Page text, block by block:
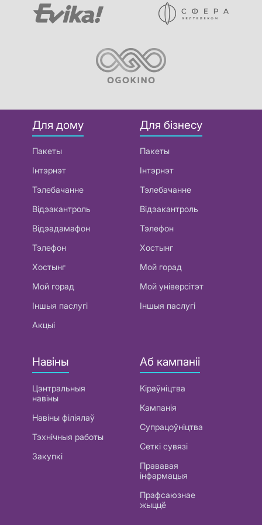
Для дому
Пакеты
Інтэрнэт
Тэлебачанне
Відэакантроль
Відэадамафон
Тэлефон
Хостынг
Мой горад
Іншыя паслугі
Акцыі
Для бізнесу
Пакеты
Інтэрнэт
Тэлебачанне
Відэакантроль
Тэлефон
Хостынг
Мой горад
Мой універсітэт
Іншыя паслугі
Навіны
Цэнтральныя
навіны
Навіны філіялаў
Тэхнічныя работы
Закупкі
Аб кампаніі
Кіраўніцтва
Кампанія
Супрацоўніцтва
Сеткі сувязі
Прававая
інфармацыя
Прафсаюзнае
жыццё